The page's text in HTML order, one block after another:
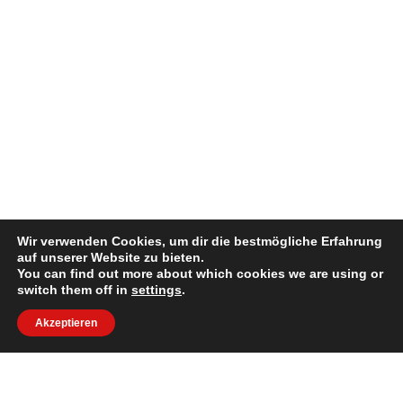
DAPIBUS AC
Wir verwenden Cookies, um dir die bestmögliche Erfahrung
auf unserer Website zu bieten.
You can find out more about which cookies we are using or
switch them off in settings.
Akzeptieren